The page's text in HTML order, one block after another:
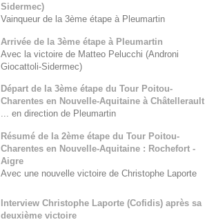
Sidermec)
Vainqueur de la 3ème étape à Pleumartin
Arrivée de la 3ème étape à Pleumartin
Avec la victoire de Matteo Pelucchi (Androni
Giocattoli-Sidermec)
Départ de la 3ème étape du Tour Poitou-
Charentes en Nouvelle-Aquitaine à Châtellerault
... en direction de Pleumartin
Résumé de la 2ème étape du Tour Poitou-
Charentes en Nouvelle-Aquitaine : Rochefort -
Aigre
Avec une nouvelle victoire de Christophe Laporte
Interview Christophe Laporte (Cofidis) après sa
deuxième victoire